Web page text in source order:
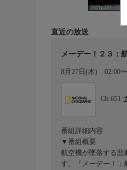
直近の放送
メーデー！２３：
8月27日(木) 02:00
Ch.651
番組詳細内容
▼番組概要
航空機が墜落する悲
す。『メーデー！：